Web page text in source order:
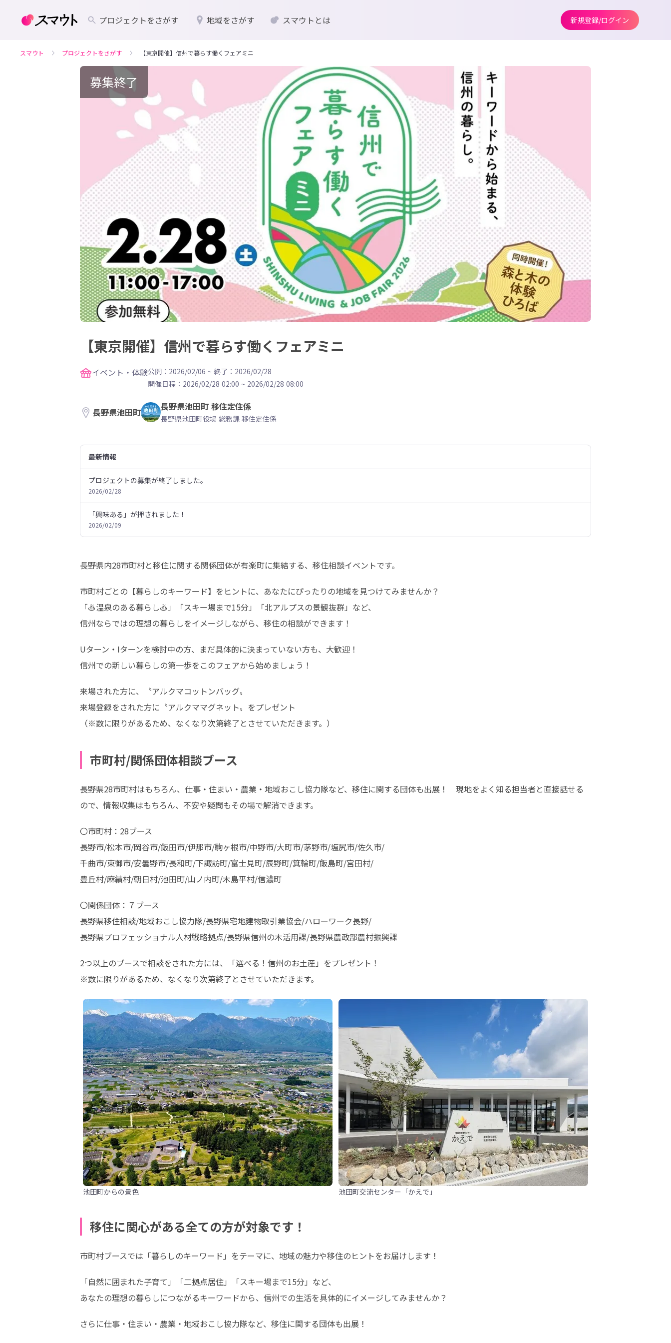
プロジェクトをさがす 地域をさがす スマウトとは 新規登録/ログイン
スマウト プロジェクトをさがす 【東京開催】信州で暮らす働くフェアミニ
募集終了
【東京開催】信州で暮らす働くフェアミニ
イベント・体験公開：2026/02/06 ~ 終了：2026/02/28
開催日程： 2026/02/28 02:00 ~ 2026/02/28 08:00
長野県池田町 長野県池田町 移住定住係
長野県池田町役場 総務課 移住定住係
最新情報
プロジェクトの募集が終了しました。
2026/02/28
「興味ある」が押されました！
2026/02/09
長野県内28市町村と移住に関する関係団体が有楽町に集結する、移住相談イベントです。
市町村ごとの【暮らしのキーワード】をヒントに、あなたにぴったりの地域を見つけてみませんか？
「♨温泉のある暮らし♨」「スキー場まで15分」「北アルプスの景観抜群」など、
信州ならではの理想の暮らしをイメージしながら、移住の相談ができます！
Uターン・Iターンを検討中の方、まだ具体的に決まっていない方も、大歓迎！
信州での新しい暮らしの第一歩をこのフェアから始めましょう！
来場された方に、〝アルクマコットンバッグ〟
来場登録をされた方に〝アルクママグネット〟をプレゼント
（※数に限りがあるため、なくなり次第終了とさせていただきます。）
市町村/関係団体相談ブース
長野県28市町村はもちろん、仕事・住まい・農業・地域おこし協力隊など、移住に関する団体も出展！　現地をよく知る担当者と直接話せる
ので、情報収集はもちろん、不安や疑問もその場で解消できます。
〇市町村：28ブース
長野市/松本市/岡谷市/飯田市/伊那市/駒ヶ根市/中野市/大町市/茅野市/塩尻市/佐久市/
千曲市/東御市/安曇野市/長和町/下諏訪町/富士見町/辰野町/箕輪町/飯島町/宮田村/
豊丘村/麻績村/朝日村/池田町/山ノ内町/木島平村/信濃町
〇関係団体：７ブース
長野県移住相談/地域おこし協力隊/長野県宅地建物取引業協会/ハローワーク長野/
長野県プロフェッショナル人材戦略拠点/長野県信州の木活用課/長野県農政部農村振興課
2つ以上のブースで相談をされた方には、「選べる！信州のお土産」をプレゼント！
※数に限りがあるため、なくなり次第終了とさせていただきます。
池田町からの景色 池田町交流センター「かえで」
移住に関心がある全ての方が対象です！
市町村ブースでは「暮らしのキーワード」をテーマに、地域の魅力や移住のヒントをお届けします！
「自然に囲まれた子育て」「二拠点居住」「スキー場まで15分」など、
あなたの理想の暮らしにつながるキーワードから、信州での生活を具体的にイメージしてみませんか？
さらに仕事・住まい・農業・地域おこし協力隊など、移住に関する団体も出展！